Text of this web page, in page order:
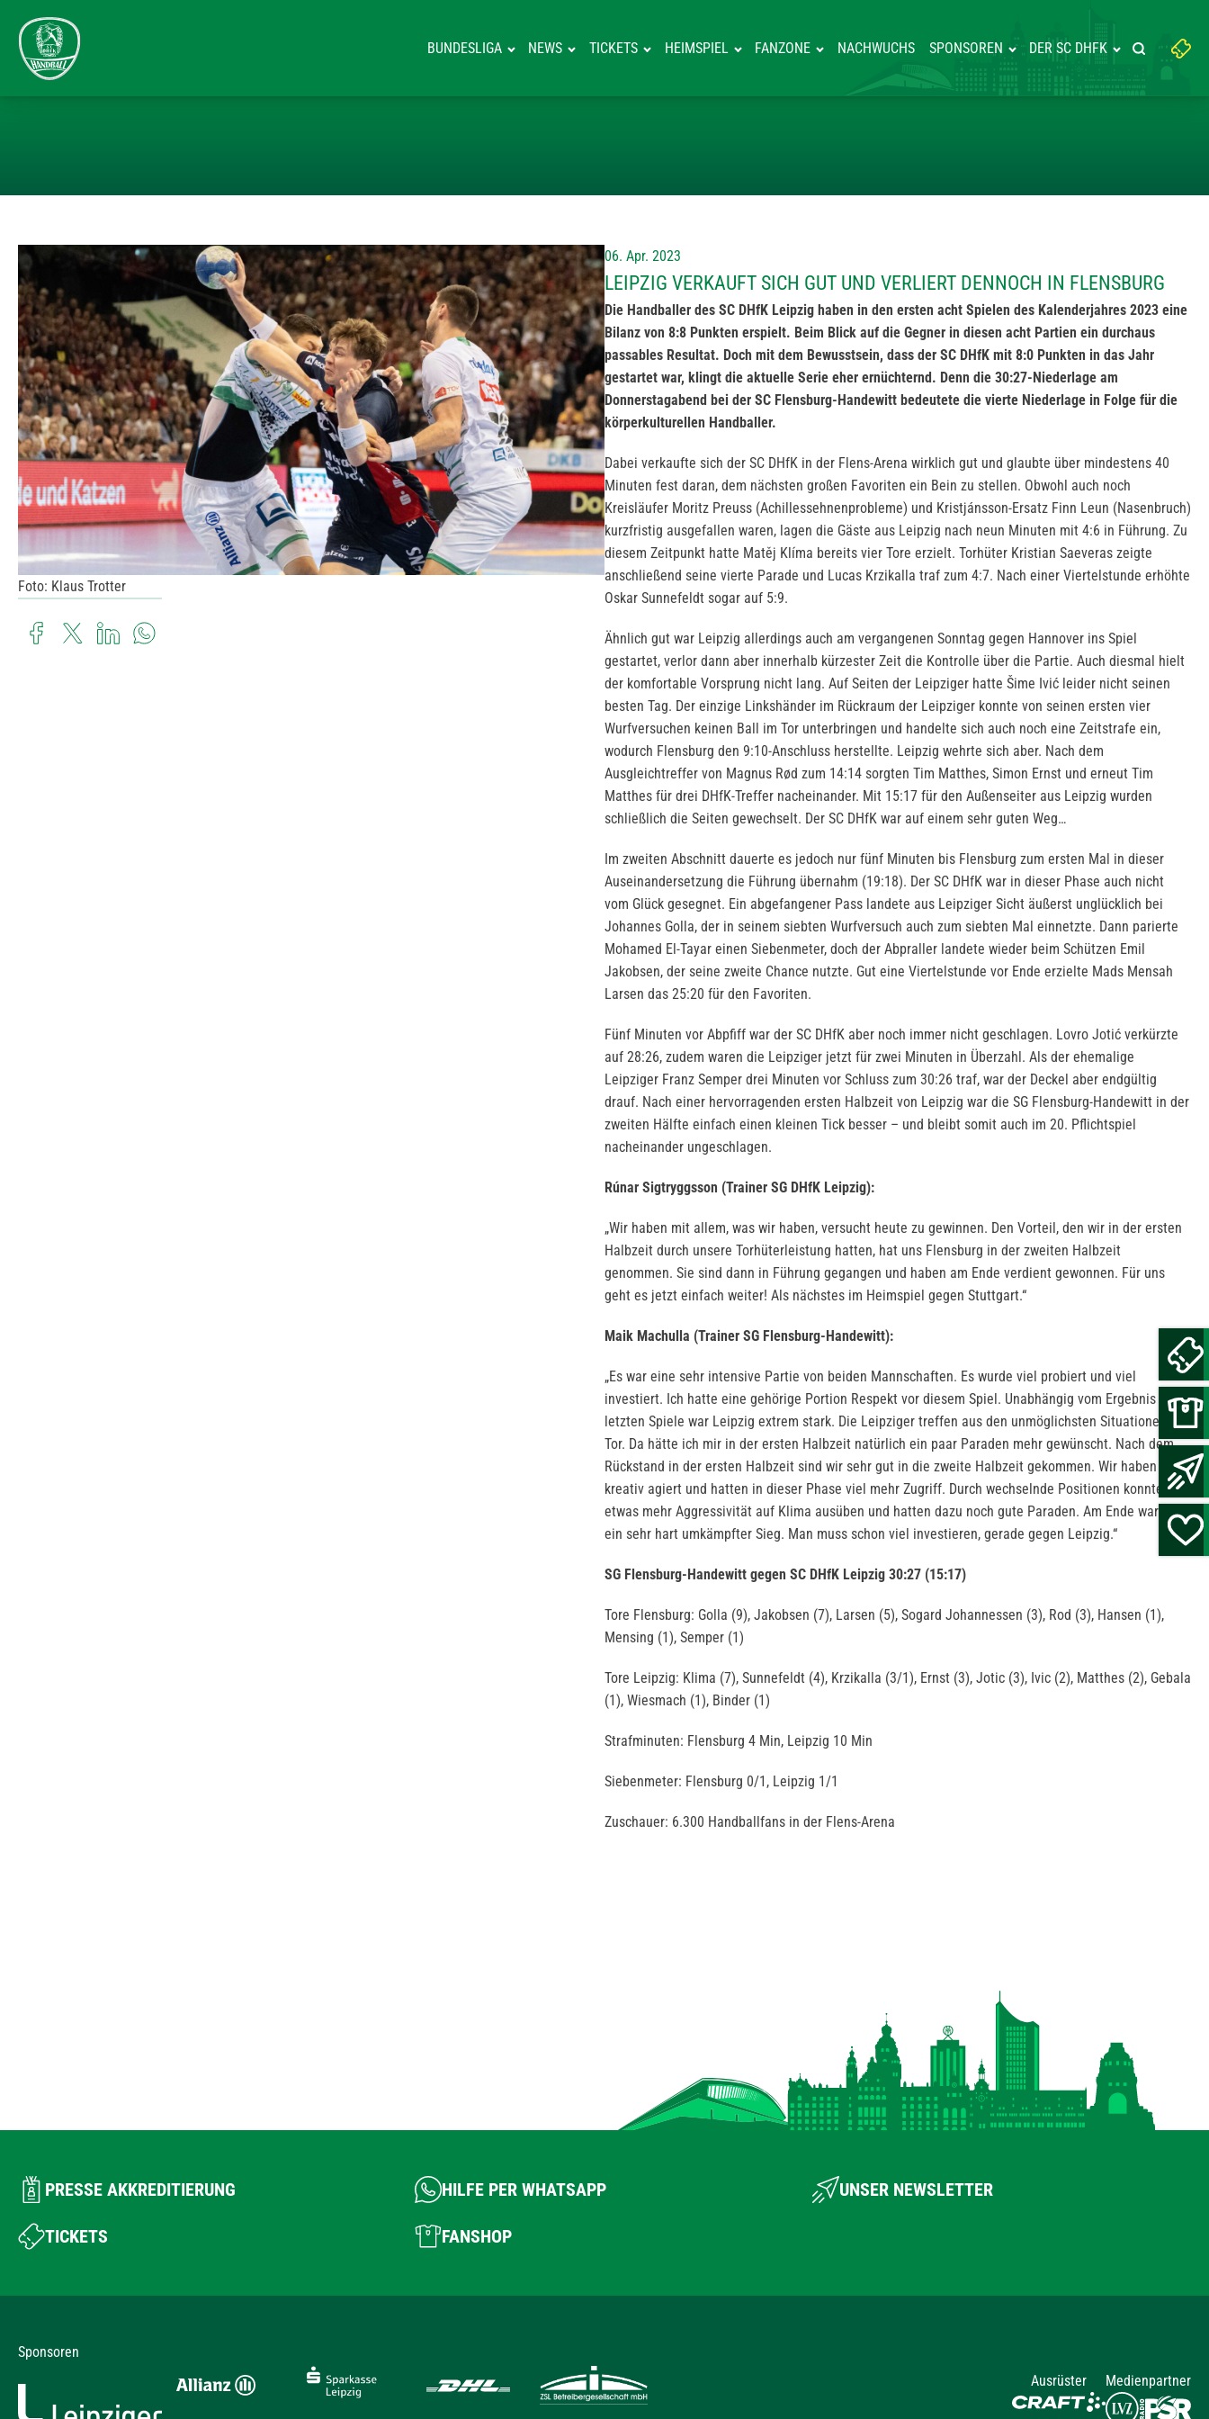
BUNDESLIGA NEWS TICKETS HEIMSPIEL FANZONE NACHWUCHS SPONSOREN DER SC DHFK
Suchbegriff
eingeben:
Suche
Foto: Klaus Trotter
06. Apr. 2023
LEIPZIG VERKAUFT SICH GUT UND VERLIERT DENNOCH IN FLENSBURG
Die Handballer des SC DHfK Leipzig haben in den ersten acht Spielen des Kalenderjahres 2023 eine
Bilanz von 8:8 Punkten erspielt. Beim Blick auf die Gegner in diesen acht Partien ein durchaus
passables Resultat. Doch mit dem Bewusstsein, dass der SC DHfK mit 8:0 Punkten in das Jahr
gestartet war, klingt die aktuelle Serie eher ernüchternd. Denn die 30:27-Niederlage am
Donnerstagabend bei der SC Flensburg-Handewitt bedeutete die vierte Niederlage in Folge für die
körperkulturellen Handballer.
Dabei verkaufte sich der SC DHfK in der Flens-Arena wirklich gut und glaubte über mindestens 40
Minuten fest daran, dem nächsten großen Favoriten ein Bein zu stellen. Obwohl auch noch
Kreisläufer Moritz Preuss (Achillessehnenprobleme) und Kristjánsson-Ersatz Finn Leun (Nasenbruch)
kurzfristig ausgefallen waren, lagen die Gäste aus Leipzig nach neun Minuten mit 4:6 in Führung. Zu
diesem Zeitpunkt hatte Matěj Klíma bereits vier Tore erzielt. Torhüter Kristian Saeveras zeigte
anschließend seine vierte Parade und Lucas Krzikalla traf zum 4:7. Nach einer Viertelstunde erhöhte
Oskar Sunnefeldt sogar auf 5:9.
Ähnlich gut war Leipzig allerdings auch am vergangenen Sonntag gegen Hannover ins Spiel
gestartet, verlor dann aber innerhalb kürzester Zeit die Kontrolle über die Partie. Auch diesmal hielt
der komfortable Vorsprung nicht lang. Auf Seiten der Leipziger hatte Šime Ivić leider nicht seinen
besten Tag. Der einzige Linkshänder im Rückraum der Leipziger konnte von seinen ersten vier
Wurfversuchen keinen Ball im Tor unterbringen und handelte sich auch noch eine Zeitstrafe ein,
wodurch Flensburg den 9:10-Anschluss herstellte. Leipzig wehrte sich aber. Nach dem
Ausgleichtreffer von Magnus Rød zum 14:14 sorgten Tim Matthes, Simon Ernst und erneut Tim
Matthes für drei DHfK-Treffer nacheinander. Mit 15:17 für den Außenseiter aus Leipzig wurden
schließlich die Seiten gewechselt. Der SC DHfK war auf einem sehr guten Weg…
Im zweiten Abschnitt dauerte es jedoch nur fünf Minuten bis Flensburg zum ersten Mal in dieser
Auseinandersetzung die Führung übernahm (19:18). Der SC DHfK war in dieser Phase auch nicht
vom Glück gesegnet. Ein abgefangener Pass landete aus Leipziger Sicht äußerst unglücklich bei
Johannes Golla, der in seinem siebten Wurfversuch auch zum siebten Mal einnetzte. Dann parierte
Mohamed El-Tayar einen Siebenmeter, doch der Abpraller landete wieder beim Schützen Emil
Jakobsen, der seine zweite Chance nutzte. Gut eine Viertelstunde vor Ende erzielte Mads Mensah
Larsen das 25:20 für den Favoriten.
Fünf Minuten vor Abpfiff war der SC DHfK aber noch immer nicht geschlagen. Lovro Jotić verkürzte
auf 28:26, zudem waren die Leipziger jetzt für zwei Minuten in Überzahl. Als der ehemalige
Leipziger Franz Semper drei Minuten vor Schluss zum 30:26 traf, war der Deckel aber endgültig
drauf. Nach einer hervorragenden ersten Halbzeit von Leipzig war die SG Flensburg-Handewitt in der
zweiten Hälfte einfach einen kleinen Tick besser – und bleibt somit auch im 20. Pflichtspiel
nacheinander ungeschlagen.
Rúnar Sigtryggsson (Trainer SG DHfK Leipzig):
„Wir haben mit allem, was wir haben, versucht heute zu gewinnen. Den Vorteil, den wir in der ersten
Halbzeit durch unsere Torhüterleistung hatten, hat uns Flensburg in der zweiten Halbzeit
genommen. Sie sind dann in Führung gegangen und haben am Ende verdient gewonnen. Für uns
geht es jetzt einfach weiter! Als nächstes im Heimspiel gegen Stuttgart.“
Maik Machulla (Trainer SG Flensburg-Handewitt):
„Es war eine sehr intensive Partie von beiden Mannschaften. Es wurde viel probiert und viel
investiert. Ich hatte eine gehörige Portion Respekt vor diesem Spiel. Unabhängig vom Ergebnis der
letzten Spiele war Leipzig extrem stark. Die Leipziger treffen aus den unmöglichsten Situationen ins
Tor. Da hätte ich mir in der ersten Halbzeit natürlich ein paar Paraden mehr gewünscht. Nach dem
Rückstand in der ersten Halbzeit sind wir sehr gut in die zweite Halbzeit gekommen. Wir haben sehr
kreativ agiert und hatten in dieser Phase viel mehr Zugriff. Durch wechselnde Positionen konnten wir
etwas mehr Aggressivität auf Klima ausüben und hatten dazu noch gute Paraden. Am Ende war es
ein sehr hart umkämpfter Sieg. Man muss schon viel investieren, gerade gegen Leipzig.“
SG Flensburg-Handewitt gegen SC DHfK Leipzig 30:27 (15:17)
Tore Flensburg: Golla (9), Jakobsen (7), Larsen (5), Sogard Johannessen (3), Rod (3), Hansen (1),
Mensing (1), Semper (1)
Tore Leipzig: Klima (7), Sunnefeldt (4), Krzikalla (3/1), Ernst (3), Jotic (3), Ivic (2), Matthes (2), Gebala
(1), Wiesmach (1), Binder (1)
Strafminuten: Flensburg 4 Min, Leipzig 10 Min
Siebenmeter: Flensburg 0/1, Leipzig 1/1
Zuschauer: 6.300 Handballfans in der Flens-Arena
PRESSE AKKREDITIERUNG HILFE PER WHATSAPP UNSER NEWSLETTER
TICKETS FANSHOP
Sponsoren
Ausrüster
Medienpartner